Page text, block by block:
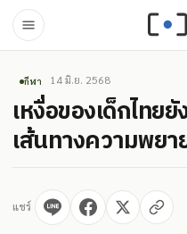
กีฬา 14 มิ.ย. 2568
เหงื่อของเด็กไทย
เส้นทางความพย
แชร์